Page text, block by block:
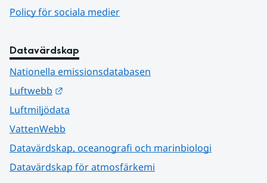
Policy för sociala medier
Datavärdskap
Nationella emissionsdatabasen
Luftwebb
Luftmiljödata
VattenWebb
Datavärdskap, oceanografi och marinbiologi
Datavärdskap för atmosfärkemi